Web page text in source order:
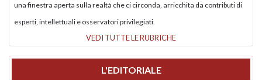
una finestra aperta sulla realtà che ci circonda, arricchita da contributi di
esperti, intellettuali e osservatori privilegiati.
VEDI TUTTE LE RUBRICHE
L'EDITORIALE